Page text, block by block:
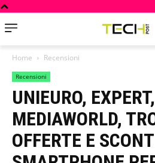
Home Recensioni
Recensioni
UNIEURO, EXPERT,
MEDIAWORLD,
OFFERTE E